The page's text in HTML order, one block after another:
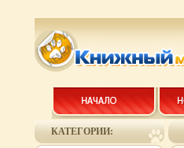
КАТЕГОРИИ: